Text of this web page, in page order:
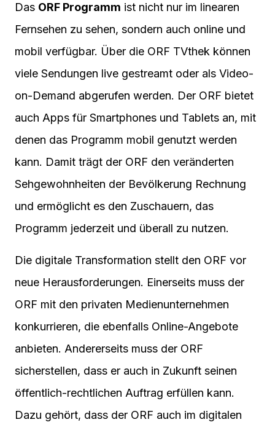
Das ORF Programm ist nicht nur im linearen
Fernsehen zu sehen, sondern auch online und
mobil verfügbar. Über die ORF TVthek können
viele Sendungen live gestreamt oder als Video-
on-Demand abgerufen werden. Der ORF bietet
auch Apps für Smartphones und Tablets an, mit
denen das Programm mobil genutzt werden
kann. Damit trägt der ORF den veränderten
Sehgewohnheiten der Bevölkerung Rechnung
und ermöglicht es den Zuschauern, das
Programm jederzeit und überall zu nutzen.
Die digitale Transformation stellt den ORF vor
neue Herausforderungen. Einerseits muss der
ORF mit den privaten Medienunternehmen
konkurrieren, die ebenfalls Online-Angebote
anbieten. Andererseits muss der ORF
sicherstellen, dass er auch in Zukunft seinen
öffentlich-rechtlichen Auftrag erfüllen kann.
Dazu gehört, dass der ORF auch im digitalen